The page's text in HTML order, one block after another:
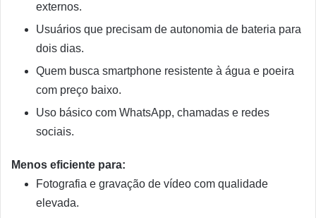
externos.
Usuários que precisam de autonomia de bateria para
dois dias.
Quem busca smartphone resistente à água e poeira
com preço baixo.
Uso básico com WhatsApp, chamadas e redes
sociais.
Menos eficiente para:
Fotografia e gravação de vídeo com qualidade
elevada.